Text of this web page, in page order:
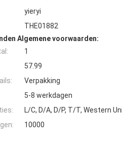
yieryi
THE01882
Algemene voorwaarden:
1
57.99
Verpakking
5-8 werkdagen
L/C, D/A, D/P, T/T, Western
10000